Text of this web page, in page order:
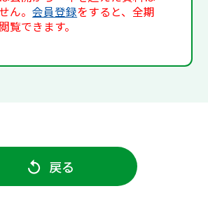
ん。会員登録をすると、全期
覧できます。
戻る